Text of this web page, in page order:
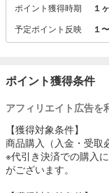
ポイント獲得時期 １
予定ポイント反映 １
ポイント獲得条件
アフィリエイト広告を
【獲得対象条件】
商品購入（入金・受取
※代引き決済での購入
がございます。